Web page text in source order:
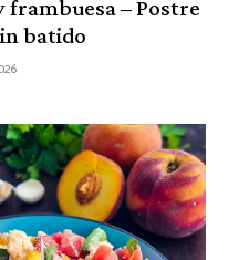
frambuesa – Postre
batido